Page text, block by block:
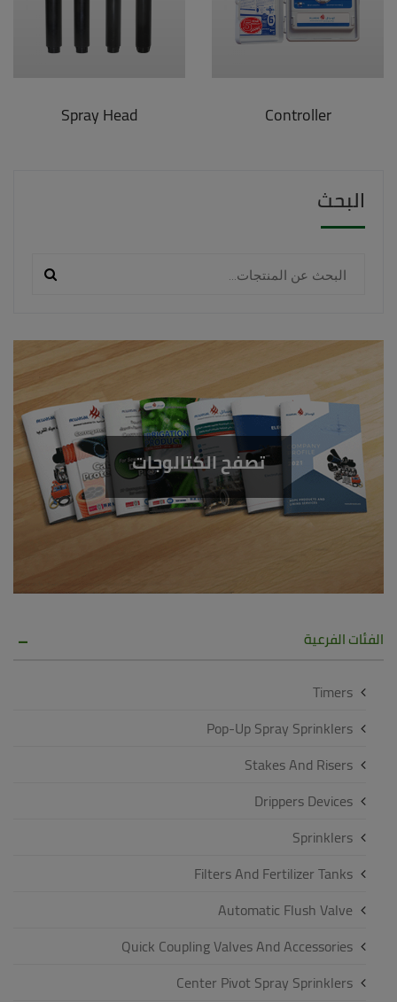
Controller
Spray Head
البحث
تصفح الكتالوجات
الفئات الفرعية
Timers
Pop-Up Spray Sprinklers
Stakes And Risers
Drippers Devices
Sprinklers
Filters And Fertilizer Tanks
Automatic Flush Valve
Quick Coupling Valves And Accessories
Center Pivot Spray Sprinklers